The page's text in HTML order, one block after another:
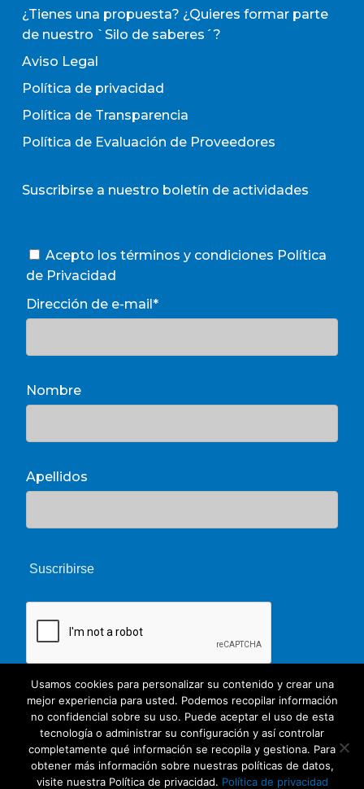
¿Tienes una propuesta? ¿Quieres formar parte
de nuestro `Silo de saberes´?
Aviso Legal
Política de privacidad
Política de Transparencia
Política de Evaluación de Proveedores
Suscribirse a nuestro boletín de actividades
Acepto los términos y condiciones Política
de Privacidad
Dirección de e-mail*
Nombre
Apellidos
© 2026 Unate. CC Creative Commons
Usamos cookies para personalizar su contenido y crear una
mejor experiencia para usted. Podemos recopilar información
no confidencial sobre su uso. Puede aceptar el uso de esta
tecnología o administrar su configuración y así controlar
completamente qué información se recopila y gestiona. Para
obtener más información sobre nuestras políticas de datos,
visite nuestra Política de privacidad. Política de privacidad